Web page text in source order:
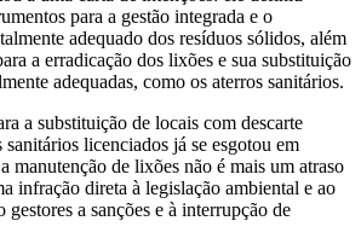
para a gestão integrada e o
adequado dos resíduos sólidos, além
a erradicação dos lixões e sua substituição
adequadas, como os aterros sanitários.
a substituição de locais com descarte
licenciados já se esgotou em
manutenção de lixões não é mais um atraso
infração direta à legislação ambiental e ao
a sanções e à interrupção de